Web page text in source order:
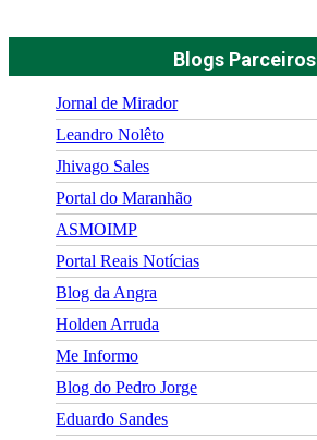
Blogs Parceiros
Jornal de Mirador
Leandro Nolêto
Jhivago Sales
Portal do Maranhão
ASMOIMP
Portal Reais Notí­cias
Blog da Angra
Holden Arruda
Me Informo
Blog do Pedro Jorge
Eduardo Sandes